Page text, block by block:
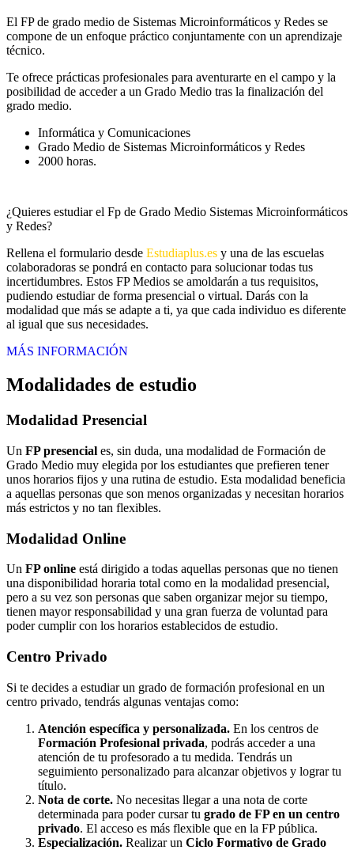
El FP de grado medio de Sistemas Microinformáticos y Redes se
compone de un enfoque práctico conjuntamente con un aprendizaje
técnico.
Te ofrece prácticas profesionales para aventurarte en el campo y la
posibilidad de acceder a un Grado Medio tras la finalización del
grado medio.
Informática y Comunicaciones
Grado Medio de Sistemas Microinformáticos y Redes
2000 horas.
¿Quieres estudiar el Fp de Grado Medio Sistemas Microinformáticos
y Redes?
Rellena el formulario desde Estudiaplus.es y una de las escuelas
colaboradoras se pondrá en contacto para solucionar todas tus
incertidumbres. Estos FP Medios se amoldarán a tus requisitos,
pudiendo estudiar de forma presencial o virtual. Darás con la
modalidad que más se adapte a ti, ya que cada individuo es diferente
al igual que sus necesidades.
MÁS INFORMACIÓN
Modalidades de estudio
Modalidad Presencial
Un FP presencial es, sin duda, una modalidad de Formación de
Grado Medio muy elegida por los estudiantes que prefieren tener
unos horarios fijos y una rutina de estudio. Esta modalidad beneficia
a aquellas personas que son menos organizadas y necesitan horarios
más estrictos y no tan flexibles.
Modalidad Online
Un FP online está dirigido a todas aquellas personas que no tienen
una disponibilidad horaria total como en la modalidad presencial,
pero a su vez son personas que saben organizar mejor su tiempo,
tienen mayor responsabilidad y una gran fuerza de voluntad para
poder cumplir con los horarios establecidos de estudio.
Centro Privado
Si te decides a estudiar un grado de formación profesional en un
centro privado, tendrás algunas ventajas como:
Atención específica y personalizada. En los centros de
Formación Profesional privada, podrás acceder a una
atención de tu profesorado a tu medida. Tendrás un
seguimiento personalizado para alcanzar objetivos y lograr tu
título.
Nota de corte. No necesitas llegar a una nota de corte
determinada para poder cursar tu grado de FP en un centro
privado. El acceso es más flexible que en la FP pública.
Especialización. Realizar un Ciclo Formativo de Grado